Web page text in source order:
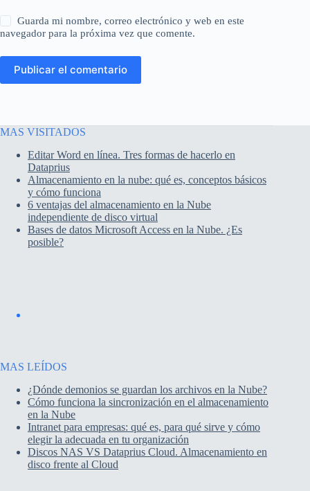
Guarda mi nombre, correo electrónico y web en este
navegador para la próxima vez que comente.
Publicar el comentario
MAS VISITADOS
Editar Word en línea. Tres formas de hacerlo en
Dataprius
Almacenamiento en la nube: qué es, conceptos básicos
y cómo funciona
6 ventajas del almacenamiento en la Nube
independiente de disco virtual
Bases de datos Microsoft Access en la Nube. ¿Es
posible?
MAS LEÍDOS
¿Dónde demonios se guardan los archivos en la Nube?
Cómo funciona la sincronización en el almacenamiento
en la Nube
Intranet para empresas: qué es, para qué sirve y cómo
elegir la adecuada en tu organización
Discos NAS VS Dataprius Cloud. Almacenamiento en
disco frente al Cloud